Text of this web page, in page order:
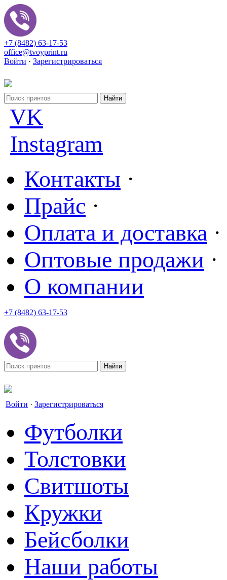
+7 (8482) 63-17-53
office@tvoyprint.ru
Войти · Зарегистрироваться
VK
Instagram
Контакты ·
Прайс ·
Оплата и доставка ·
Оптовые продажи ·
О компании
+7 (8482) 63-17-53
Войти · Зарегистрироваться
Футболки
Толстовки
Свитшоты
Кружки
Бейсболки
Наши работы